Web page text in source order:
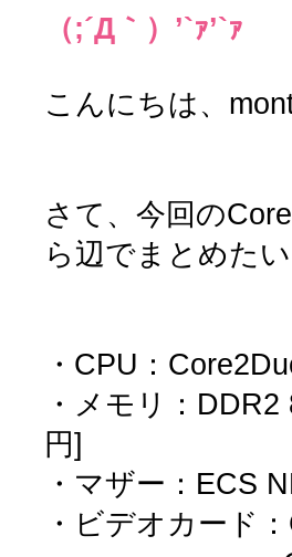
（;´Д｀）’`ｧ’`ｧ
こんにちは、
さて、今回の
ら辺でまとめた
・CPU：
・メモリ：
円]
・マザー：ECS
・ビデオカード